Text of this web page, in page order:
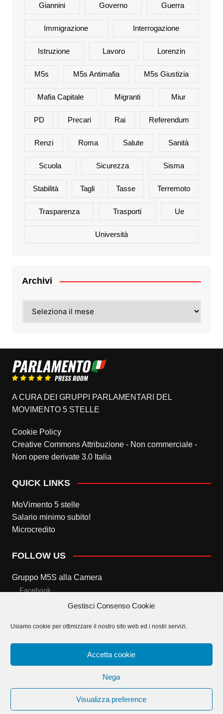
Gestisci Consenso Cookie
Usiamo cookie per ottimizzare il nostro sito web ed i nostri servizi.
Accetta cookie
Nega
Visualizza preference
Giannini Governo Guerra
Immigrazione Interrogazione
Istruzione Lavoro Lorenzin
M5s M5s Antimafia M5s Giustizia
Mafia Capitale Migranti Miur
PD Precari Rai Referendum
Renzi Roma Salute Sanità
Scuola Sicurezza Sisma
Stabilità Tagli Tasse Terremoto
Trasparenza Trasporti Ue
Università
Archivi
A CURA DEI GRUPPI PARLAMENTARI DEL
MOVIMENTO 5 STELLE
Cookie Policy
Creative Commons Attribuzione - Non commerciale -
Non opere derivate 3.0 Italia
QUICK LINKS
MoVimento 5 stelle
Salario minimo subito!
Microcredito
FOLLOW US
Gruppo M5S alla Camera
Facebook
Twitter